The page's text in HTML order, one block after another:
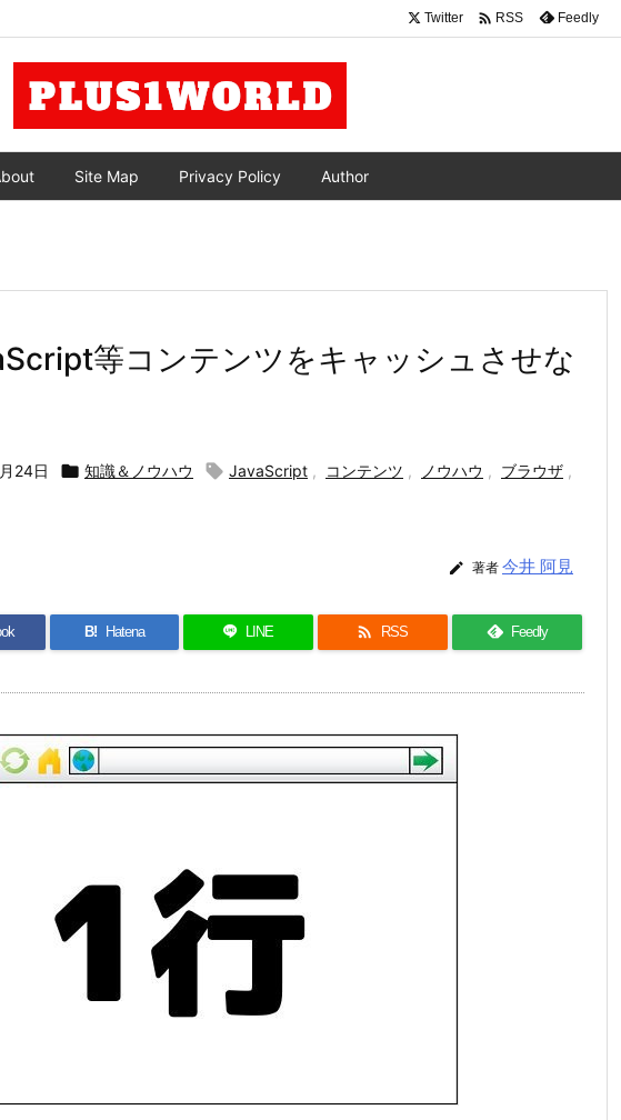
Site Map Privacy Policy Author
Twitter  RSS Feedly
等コンテンツをキャッシュさせな
24日  知識＆ノウハウ  JavaScript , コンテンツ , ノウハウ , ブラウザ ,
 著者 今井 阿見
B! Hatena LINE  RSS Feedly